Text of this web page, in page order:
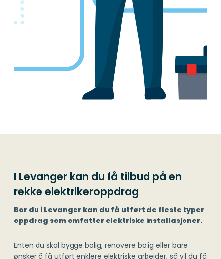
I Levanger kan du få tilbud på en
rekke elektrikeroppdrag
Bor du i Levanger kan du få utført de fleste typer
oppdrag som omfatter elektriske installasjoner.
Enten du skal bygge bolig, renovere bolig eller bare
ønsker å få utført enklere elektriske arbeider, så vil du få